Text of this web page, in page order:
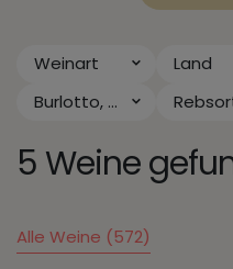
Weinart Land
Burlotto,
5 Weine
Alle Weine (572)